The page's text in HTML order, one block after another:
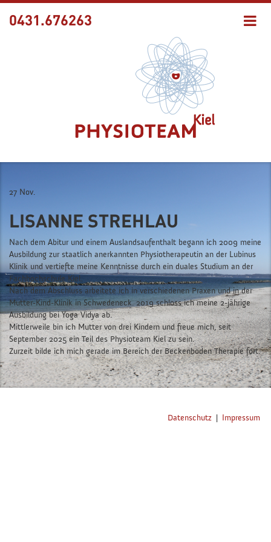
0431.676263
27 Nov.
LISANNE STREHLAU
Nach dem Abitur und einem Auslandsaufenthalt begann ich 2009 meine
Ausbildung zur staatlich anerkannten Physiotherapeutin an der Lubinus
Klinik und vertiefte meine Kenntnisse durch ein duales Studium an der
Fachhochschule Kiel.
Nach dem Abschluss arbeitete ich in verschiedenen Praxen und in der
Mutter-Kind-Klinik in Schwedeneck. 2019 schloss ich meine 2-jährige
Ausbildung bei Yoga Vidya ab.
Mittlerweile bin ich Mutter von drei Kindern und freue mich, seit
September 2025 ein Teil des Physioteam Kiel zu sein.
Zurzeit bilde ich mich gerade im Bereich der Beckenboden Therapie fort.
Datenschutz Impressum